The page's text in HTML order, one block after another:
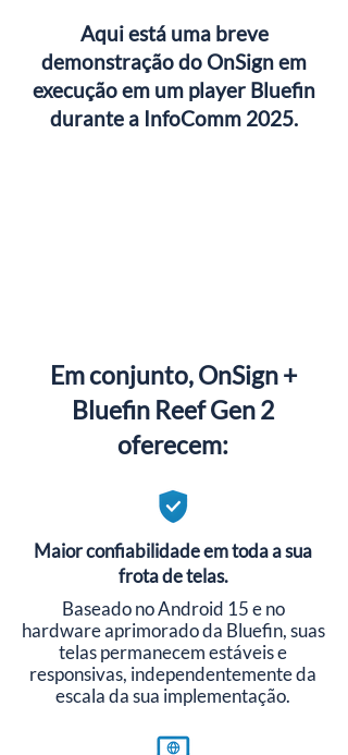
Aqui está uma breve
demonstração do OnSign em
execução em um player Bluefin
durante a InfoComm 2025.
Em conjunto, OnSign +
Bluefin Reef Gen 2
oferecem:
Maior confiabilidade em toda a sua
frota de telas.
Baseado no Android 15 e no
hardware aprimorado da Bluefin, suas
telas permanecem estáveis e
responsivas, independentemente da
escala da sua implementação.